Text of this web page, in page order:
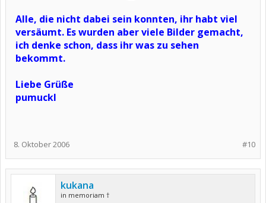
Alle, die nicht dabei sein konnten, ihr habt viel
versäumt. Es wurden aber viele Bilder gemacht,
ich denke schon, dass ihr was zu sehen
bekommt.
Liebe Grüße
pumuckl
#10
8. Oktober 2006
kukana
in memoriam †